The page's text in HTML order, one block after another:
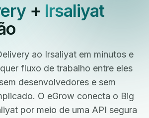
+ Irsaliyat
ao Irsaliyat em minutos e
fluxo de trabalho entre eles
desenvolvedores e sem
O eGrow conecta o Big
por meio de uma API segura